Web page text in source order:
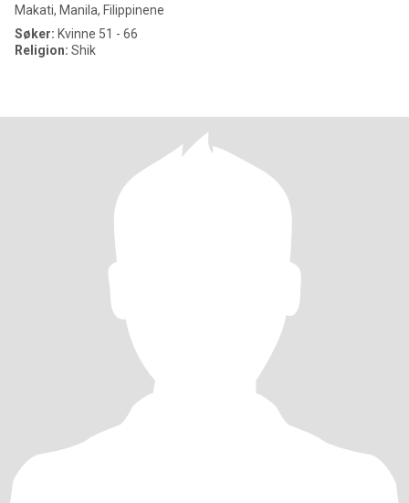
Makati, Manila, Filippinene
Søker: Kvinne 51 - 66
Religion: Shik